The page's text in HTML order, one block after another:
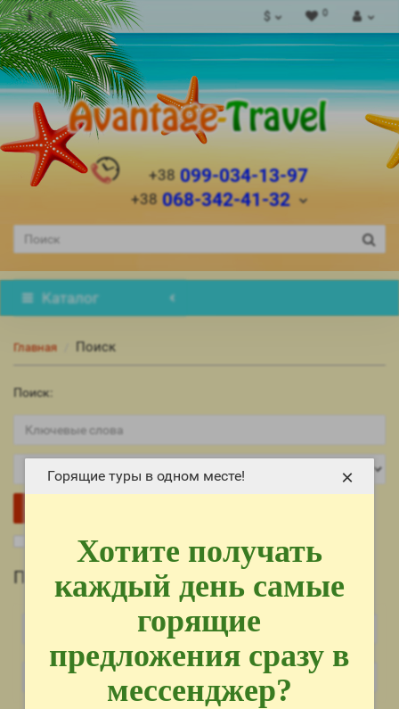
Горящие туры в одном месте!
Хотите получать
каждый день самые
горящие
предложения сразу в
мессенджер?
×
$ 0
+38 099-034-13-97
+38 068-342-41-32
Каталог
Главная Поиск
Поиск:
Поиск в подкатегориях
Поиск